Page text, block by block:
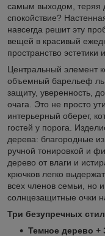
самым выходом, теряя
спокойствие?
навсегда решит эту
вещей в красивый
пространство эстетики
Центральный элемент
объемный барельеф
защиту, уверенность,
очага. Это не просто
интерьерный оберег,
гостей у порога.
дерева: благородные
ручной тонировкой и
дерево от влаги и
крючков легко
всех членов семьи, но
солнцезащитные очки
Три безупречных
Темное дерево +